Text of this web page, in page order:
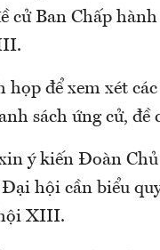
cử Ban Chấp
họp để xem xét
sách ứng cử, đề
ý kiến Đoàn
hội cần biểu
XIII.